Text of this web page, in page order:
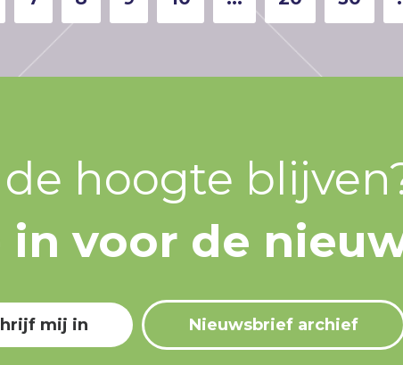
hoogte
in voor de
mij in Nieuwsbrief archief